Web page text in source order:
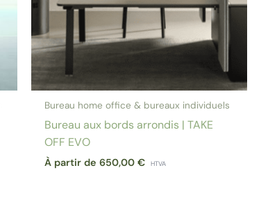
Bureau home office & bureaux individuels
Bureau aux bords arrondis | TAKE
OFF EVO
À partir de650,00€ HTVA